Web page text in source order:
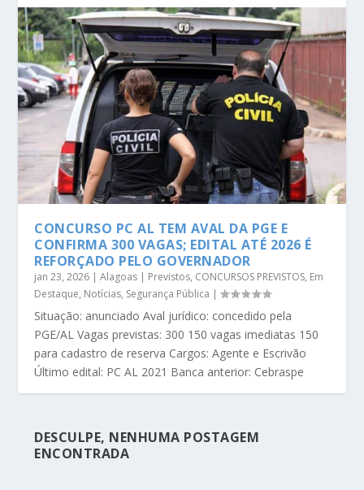
CONCURSO PC AL TEM AVAL DA PGE E
CONFIRMA 300 VAGAS; EDITAL ATÉ 2026 É
REFORÇADO PELO GOVERNADOR
jan 23, 2026 |Alagoas | Previstos, CONCURSOS PREVISTOS, Em
Destaque, Notícias, Segurança Pública |
Situação: anunciado Aval jurídico: concedido pela
PGE/AL Vagas previstas: 300 150 vagas imediatas 150
para cadastro de reserva Cargos: Agente e Escrivão
Último edital: PC AL 2021 Banca anterior: Cebraspe
DESCULPE, NENHUMA POSTAGEM
ENCONTRADA